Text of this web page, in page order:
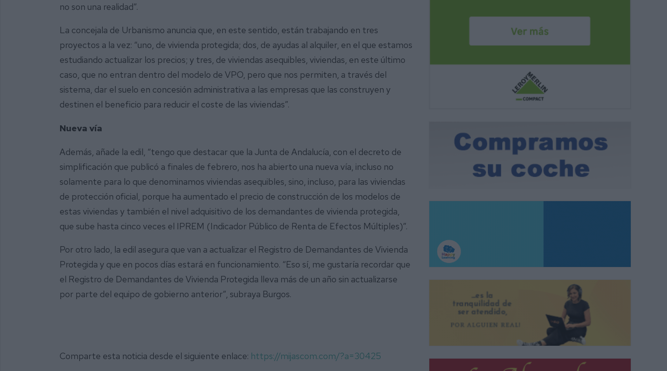
no son una realidad”.
La concejala de Urbanismo anuncia que, en este sentido, están trabajando en tres
proyectos a la vez: “uno, de vivienda protegida; dos, de ayudas al alquiler, en el que estamos
estudiando actualizar los precios; y tres, de viviendas asequibles, viviendas, en este último
caso, que no entran dentro del modelo de VPO, pero que nos permiten, a través del
sistema, dar el suelo en concesión administrativa a las empresas que las construyen y
destinen el beneficio para reducir el coste de las viviendas”.
Nueva vía
Además, añade la edil, “tengo que destacar que la Junta de Andalucía, con el decreto de
simplificación que publicó a finales de febrero, nos ha abierto una nueva vía, incluso no
solamente para lo que denominamos viviendas asequibles, sino, incluso, para las viviendas
de protección oficial, porque ha aumentado el precio de construcción de los modelos de
estas viviendas y también el nivel adquisitivo de los demandantes de vivienda protegida,
que sube hasta cinco veces el IPREM (Indicador Público de Renta de Efectos Múltiples)”.
Por otro lado, la edil asegura que van a actualizar el Registro de Demandantes de Vivienda
Protegida y que en pocos días estará en funcionamiento. “Eso sí, me gustaría recordar que
el Registro de Demandantes de Vivienda Protegida lleva más de un año sin actualizarse
por parte del equipo de gobierno anterior”, subraya Burgos.
Comparte esta noticia desde el siguiente enlace: https://mijascom.com/?a=30425